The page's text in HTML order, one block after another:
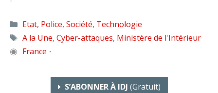
Catégories
Etat, Police, Société, Technologie
Étiquettes
A la Une, Cyber-attaques, Ministère de l'Intérieur
◉ France •
S’ABONNER À IDJ (gratuit)